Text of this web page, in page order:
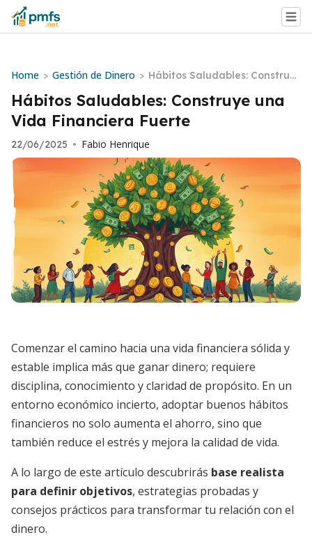
Home > Gestión de Dinero > Hábitos Saludables: Construy
e una Vida Financiera Fuerte
Hábitos Saludables: Construye una
Vida Financiera Fuerte
22/06/2025 • Fabio Henrique
Comenzar el camino hacia una vida financiera sólida y
estable implica más que ganar dinero; requiere
disciplina, conocimiento y claridad de propósito. En un
entorno económico incierto, adoptar buenos hábitos
financieros no solo aumenta el ahorro, sino que
también reduce el estrés y mejora la calidad de vida.
A lo largo de este artículo descubrirás base realista
para definir objetivos, estrategias probadas y
consejos prácticos para transformar tu relación con el
dinero.